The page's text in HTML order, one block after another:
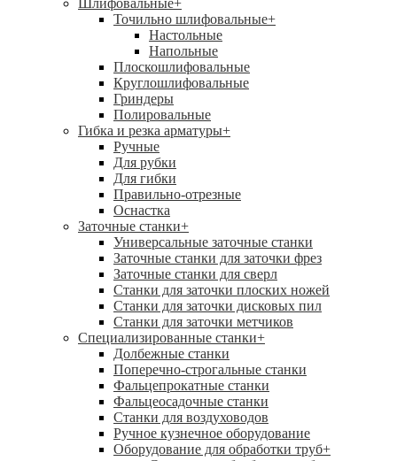
Шлифовальные+
Точильно шлифовальные+
Настольные
Напольные
Плоскошлифовальные
Круглошлифовальные
Гриндеры
Полировальные
Гибка и резка арматуры+
Ручные
Для рубки
Для гибки
Правильно-отрезные
Оснастка
Заточные станки+
Универсальные заточные станки
Заточные станки для заточки фрез
Заточные станки для сверл
Станки для заточки плоских ножей
Станки для заточки дисковых пил
Станки для заточки метчиков
Специализированные станки+
Долбежные станки
Поперечно-строгальные станки
Фальцепрокатные станки
Фальцеосадочные станки
Станки для воздуховодов
Ручное кузнечное оборудование
Оборудование для обработки труб+